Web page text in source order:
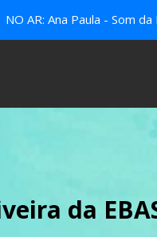
NO AR: Ana Paula - Som da
da